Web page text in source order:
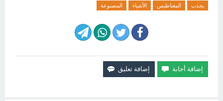
يجذب المغناطيس الأشياء المصنوعة